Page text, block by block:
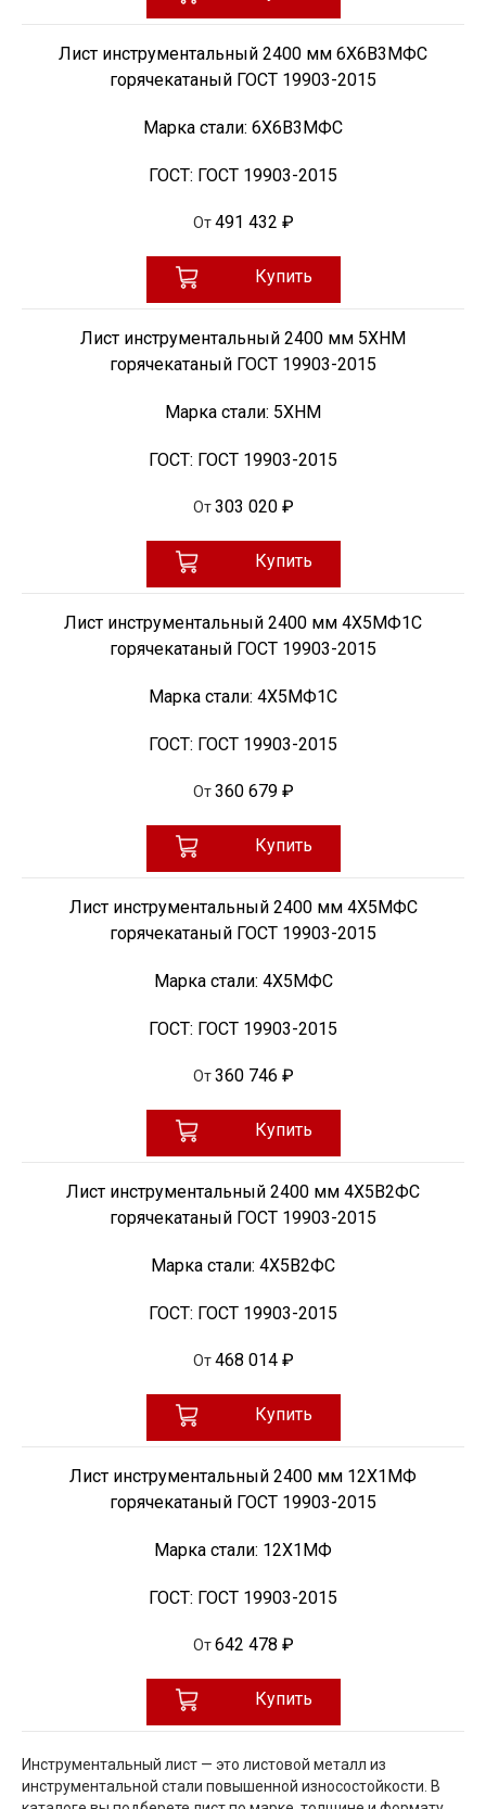
Лист инструментальный 2400 мм 6Х6В3МФС
горячекатаный ГОСТ 19903-2015
Марка стали: 6Х6В3МФС
ГОСТ: ГОСТ 19903-2015
От 491 432 ₽
Купить
Лист инструментальный 2400 мм 5ХНМ
горячекатаный ГОСТ 19903-2015
Марка стали: 5ХНМ
ГОСТ: ГОСТ 19903-2015
От 303 020 ₽
Купить
Лист инструментальный 2400 мм 4Х5МФ1С
горячекатаный ГОСТ 19903-2015
Марка стали: 4Х5МФ1С
ГОСТ: ГОСТ 19903-2015
От 360 679 ₽
Купить
Лист инструментальный 2400 мм 4Х5МФС
горячекатаный ГОСТ 19903-2015
Марка стали: 4Х5МФС
ГОСТ: ГОСТ 19903-2015
От 360 746 ₽
Купить
Лист инструментальный 2400 мм 4Х5В2ФС
горячекатаный ГОСТ 19903-2015
Марка стали: 4Х5В2ФС
ГОСТ: ГОСТ 19903-2015
От 468 014 ₽
Купить
Лист инструментальный 2400 мм 12Х1МФ
горячекатаный ГОСТ 19903-2015
Марка стали: 12Х1МФ
ГОСТ: ГОСТ 19903-2015
От 642 478 ₽
Купить
Инструментальный лист — это листовой металл из
инструментальной стали повышенной износостойкости. В